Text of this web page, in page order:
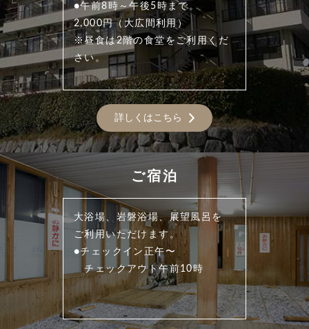
●午前8時～午後5時まで。
2,000円（大広間利用）
※昼食は2階の食堂をご利用くだ
さい。
詳しくはこちら
ご宿泊
大浴場、岩磐浴場、展望風呂を
ご利用いただけます。
●チェックイン正午〜
チェックアウト午前10時